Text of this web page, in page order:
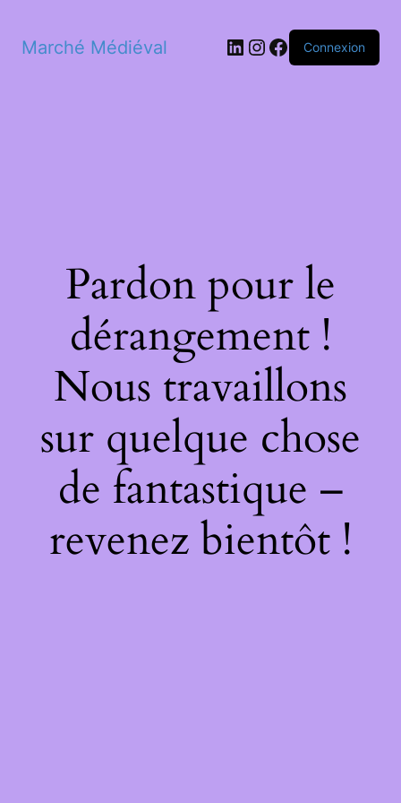
Marché Médiéval LinkedIn
Instagram
Facebook
Connexion
Pardon pour le
dérangement !
Nous travaillons
sur quelque chose
de fantastique –
revenez bientôt !